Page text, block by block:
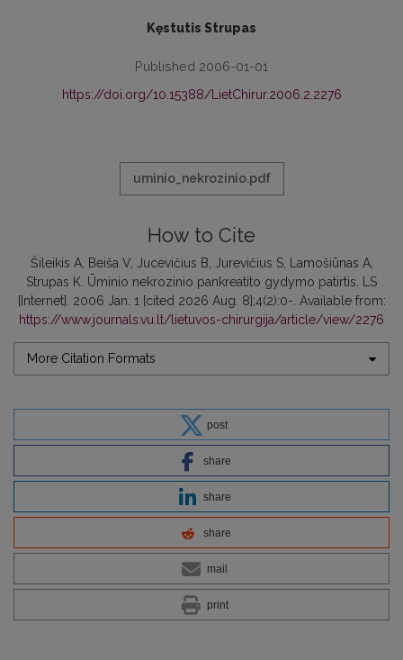
Kęstutis Strupas
Published 2006-01-01
https://doi.org/10.15388/LietChirur.2006.2.2276
uminio_nekrozinio.pdf
How to Cite
Šileikis A, Beiša V, Jucevičius B, Jurevičius S, Lamošiūnas A,
Strupas K. Ūminio nekrozinio pankreatito gydymo patirtis. LS
[Internet]. 2006 Jan. 1 [cited 2026 Aug. 8];4(2):0-. Available from:
https://www.journals.vu.lt/lietuvos-chirurgija/article/view/2276
More Citation Formats
post
share
share
share
mail
print